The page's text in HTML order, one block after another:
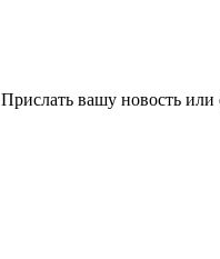
Прислать вашу новость